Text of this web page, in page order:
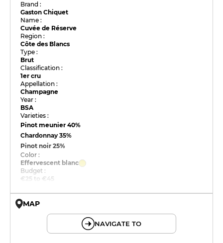
Brand :
Gaston Chiquet
Name :
Cuvée de Réserve
Region :
Côte des Blancs
Type :
Brut
Classification :
1er cru
Appellation :
Champagne
Year :
BSA
Varieties :
Pinot meunier40%
Chardonnay35%
Pinot noir25%
Color :
Effervescent blanc
Budget :
€25 to €45
MAP
NAVIGATE TO